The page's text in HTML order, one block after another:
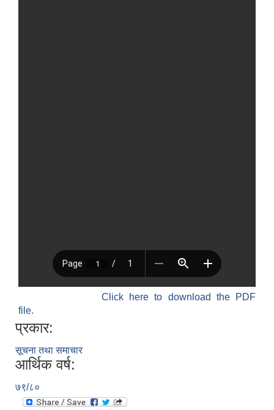
Click here to download the PDF
file.
प्रकार:
सूचना तथा समाचार
आर्थिक वर्ष:
७९/८०